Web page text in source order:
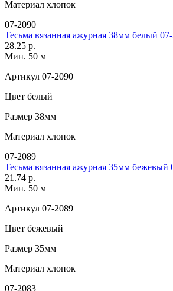
Материал хлопок
07-2090
Тесьма вязанная ажурная 38мм белый
28.25 р.
Мин. 50 м
Артикул 07-2090
Цвет белый
Размер 38мм
Материал хлопок
07-2089
Тесьма вязанная ажурная 35мм бежевый
21.74 р.
Мин. 50 м
Артикул 07-2089
Цвет бежевый
Размер 35мм
Материал хлопок
07-2083